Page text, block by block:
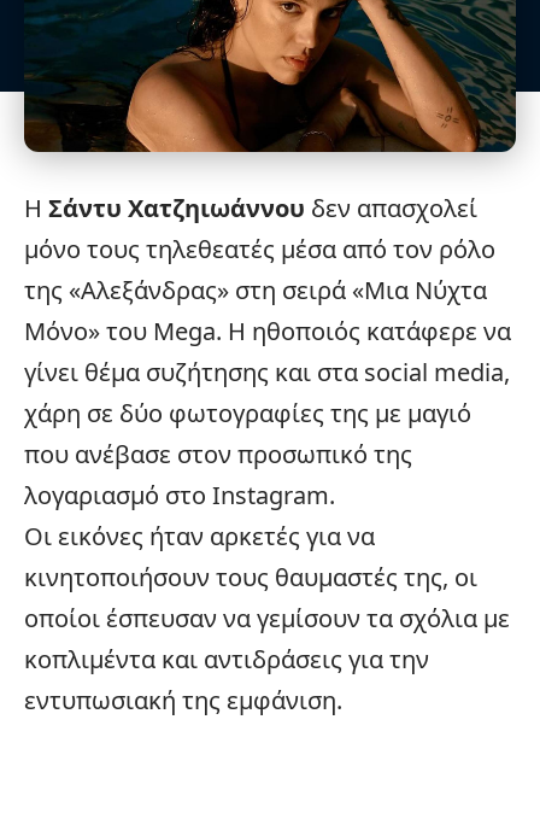
Η Σάντυ Χατζηιωάννου δεν απασχολεί
μόνο τους τηλεθεατές μέσα από τον ρόλο
της «Αλεξάνδρας» στη σειρά «Μια Νύχτα
Μόνο» του Mega. Η ηθοποιός κατάφερε να
γίνει θέμα συζήτησης και στα social media,
χάρη σε δύο φωτογραφίες της με μαγιό
που ανέβασε στον προσωπικό της
λογαριασμό στο Instagram.
Οι εικόνες ήταν αρκετές για να
κινητοποιήσουν τους θαυμαστές της, οι
οποίοι έσπευσαν να γεμίσουν τα σχόλια με
κοπλιμέντα και αντιδράσεις για την
εντυπωσιακή της εμφάνιση.